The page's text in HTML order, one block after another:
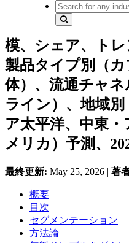
模、シェア、トレ
製品タイプ別（
体）、流通チャ
ライン）、地域
ア太平洋、中東
メリカ）予測、
最終更新: May 25, 2026 | 著
概要
目次
セグメンテーション
方法論